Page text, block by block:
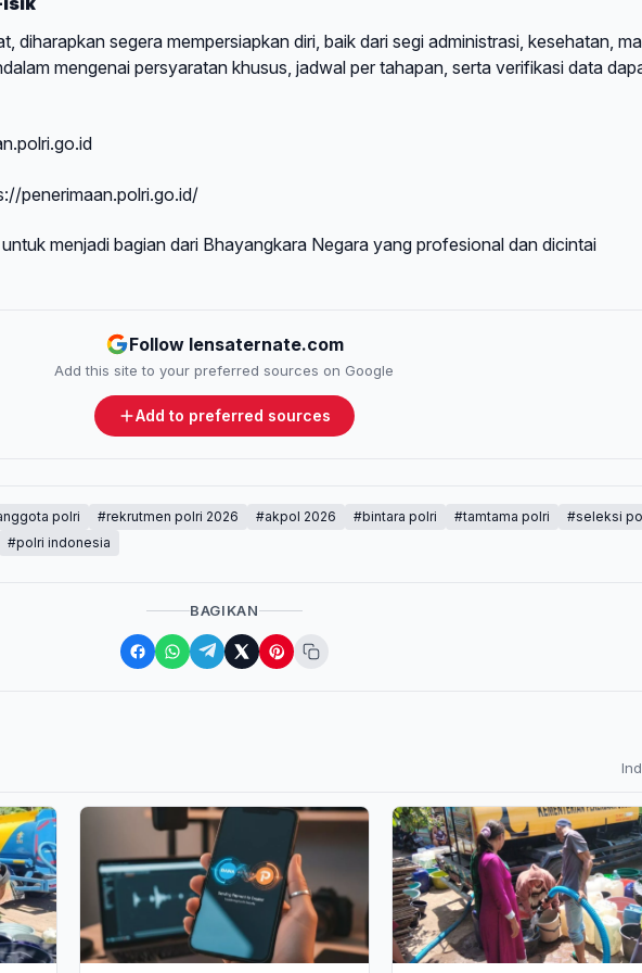
diharapkan segera mempersiapkan diri, baik dari segi administrasi, kesehatan,
mengenai persyaratan khusus, jadwal per tahapan, serta verifikasi data
penerimaan.polri.go.id/
menjadi bagian dari Bhayangkara Negara yang profesional dan dicintai
Follow lensaternate.com
Add this site to your preferred sources on Google
Add to preferred sources
polri #rekrutmen polri 2026 #akpol 2026 #bintara polri #tamtama polri
#seleksi
#polri indonesia
BAGIKAN